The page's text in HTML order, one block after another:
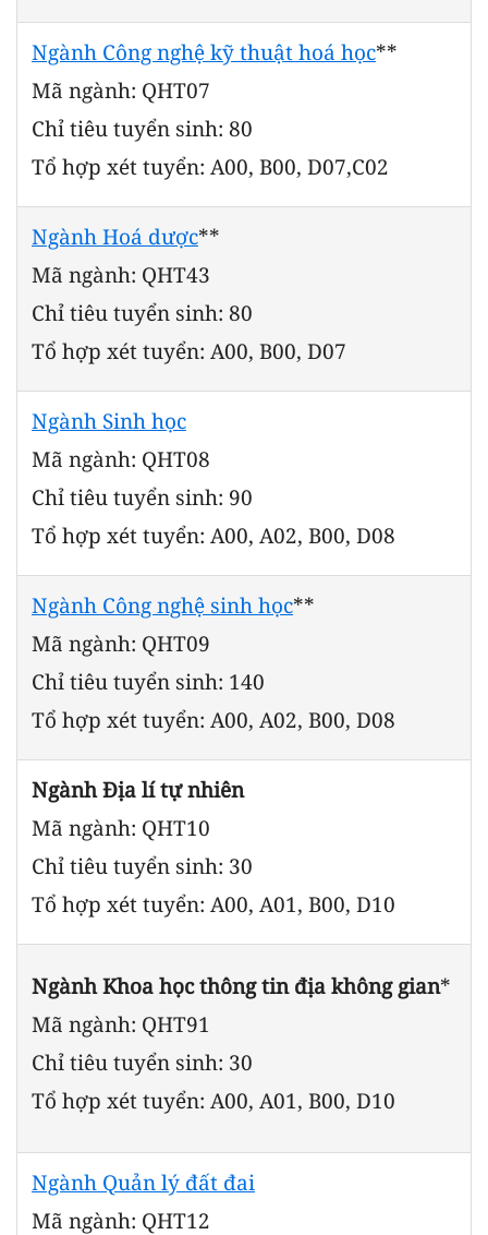
Ngành Công nghệ kỹ thuật hoá học**
Mã ngành: QHT07
Chỉ tiêu tuyển sinh: 80
Tổ hợp xét tuyển: A00, B00, D07,C02
Ngành Hoá dược**
Mã ngành: QHT43
Chỉ tiêu tuyển sinh: 80
Tổ hợp xét tuyển: A00, B00, D07
Ngành Sinh học
Mã ngành: QHT08
Chỉ tiêu tuyển sinh: 90
Tổ hợp xét tuyển: A00, A02, B00, D08
Ngành Công nghệ sinh học**
Mã ngành: QHT09
Chỉ tiêu tuyển sinh: 140
Tổ hợp xét tuyển: A00, A02, B00, D08
Ngành Địa lí tự nhiên
Mã ngành: QHT10
Chỉ tiêu tuyển sinh: 30
Tổ hợp xét tuyển: A00, A01, B00, D10
Ngành Khoa học thông tin địa không gian*
Mã ngành: QHT91
Chỉ tiêu tuyển sinh: 30
Tổ hợp xét tuyển: A00, A01, B00, D10
Ngành Quản lý đất đai
Mã ngành: QHT12